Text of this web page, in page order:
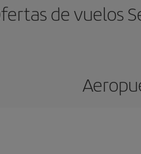
de vuelos